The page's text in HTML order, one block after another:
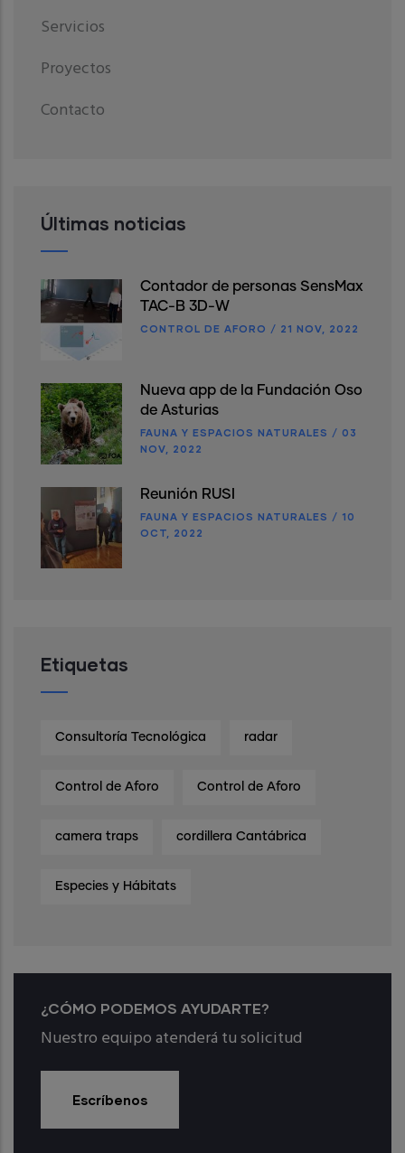
Servicios
Proyectos
Contacto
Últimas noticias
Contador de personas SensMax
TAC-B 3D-W
CONTROL DE AFORO / 21 NOV, 2022
Nueva app de la Fundación Oso
de Asturias
FAUNA Y ESPACIOS NATURALES / 03
NOV, 2022
Reunión RUSI
FAUNA Y ESPACIOS NATURALES / 10
OCT, 2022
Etiquetas
Consultoría Tecnológica radar
Control de Aforo Control de Aforo
camera traps cordillera Cantábrica
Especies y Hábitats
¿CÓMO PODEMOS AYUDARTE?
Nuestro equipo atenderá tu solicitud
Escríbenos